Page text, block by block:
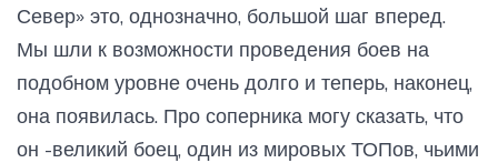
Север» это, однозначно, большой шаг вперед.
Мы шли к возможности проведения боев на
подобном уровне очень долго и теперь, наконец,
она появилась. Про соперника могу сказать, что
он -великий боец, один из мировых ТОПов, чьими